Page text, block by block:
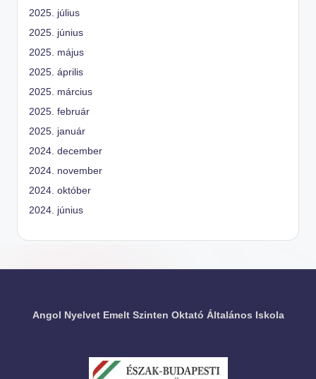
2025. július
2025. június
2025. május
2025. április
2025. március
2025. február
2025. január
2024. december
2024. november
2024. október
2024. június
Angol Nyelvet Emelt Szinten Oktató Általános Iskola